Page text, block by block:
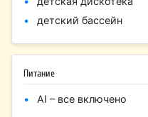
детский бассейн
Питание
AI – все включено